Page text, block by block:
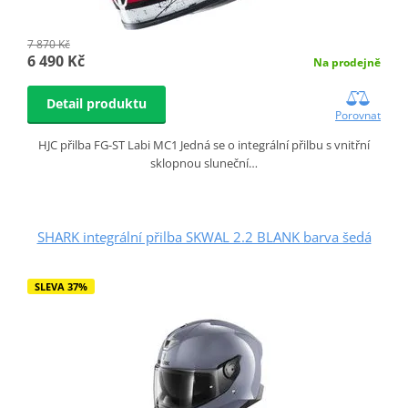
7 870 Kč
6 490 Kč Na prodejně
Detail produktu
Porovnat
HJC přilba FG-ST Labi MC1 Jedná se o integrální přilbu s vnitřní
sklopnou sluneční…
SHARK integrální přilba SKWAL 2.2 BLANK barva šedá
SLEVA 37%